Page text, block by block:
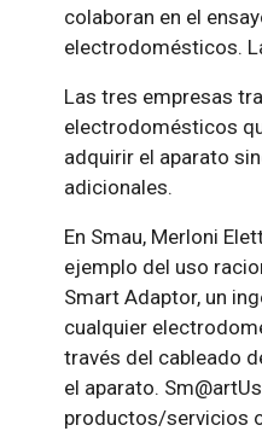
colaboran en el
electrodomésticos.
Las tres empresas
electrodomésticos
adquirir el aparato
adicionales.
En Smau, Merloni
ejemplo del uso
Smart Adaptor, un
cualquier
través del cableado
el aparato.
productos/servicios